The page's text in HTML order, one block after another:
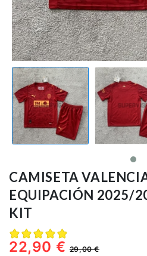
Entrenamiento
CAMISETA
EQUIPACIÓN 2025/
KIT
22,90 €29,00 €